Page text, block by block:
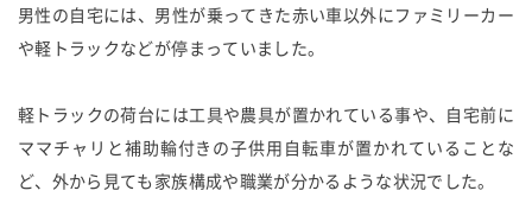
男性の自宅には、男性が乗ってきた赤い車以外にファミリーカー
や軽トラックなどが停まっていました。
軽トラックの荷台には工具や農具が置かれている事や、自宅前に
ママチャリと補助輪付きの子供用自転車が置かれていることな
ど、外から見ても家族構成や職業が分かるような状況でした。